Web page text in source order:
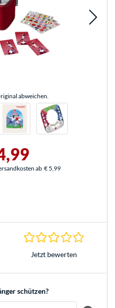
abweichen.
ab € 5,99
Jetzt bewerten
schützen?